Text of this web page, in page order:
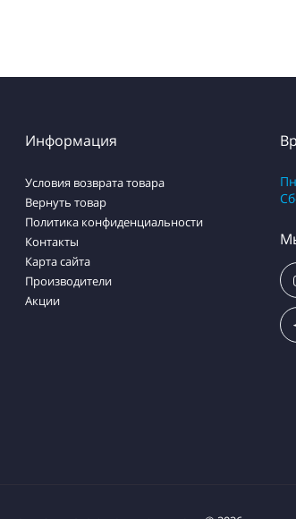
Информация
Условия возврата товара
Вернуть товар
Политика конфиденциальности
Контакты
Карта сайта
Производители
Акции